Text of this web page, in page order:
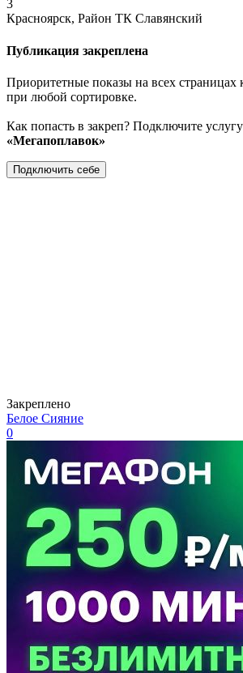
3
Красноярск, Район ТК Славянский
Публикация закреплена
Приоритетные показы на всех страницах
при любой сортировке.
Как попасть в закреп? Подключите
«Мегапоплавок»
Подключить себе
Закреплено
Белое Сияние
0